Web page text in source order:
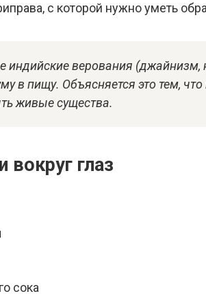
с которой нужно уметь
индийские верования (джайнизм,
в пищу. Объясняется это тем, что
живые существа.
глаз
сока